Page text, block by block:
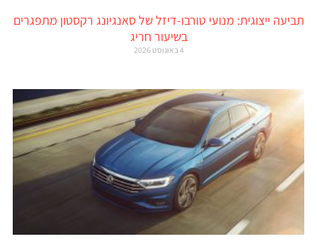
תביעה ייצוגית: מנועי טורבו-דיזל של סאנגיונג רקסטון מתפגרים
בשיעור חריג
4 באוגוסט 2026